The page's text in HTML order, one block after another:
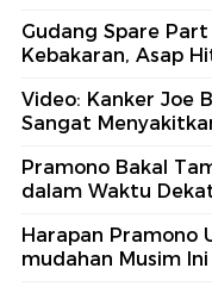
Gudang Spare
Kebakaran, Asap
Video: Kanker Joe
Sangat
Pramono Bakal
dalam Waktu
Harapan Pramono
mudahan Musim